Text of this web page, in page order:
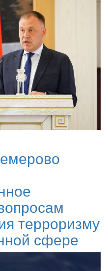
терроризму
сфере